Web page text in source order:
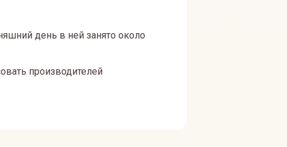
день в ней занято около
производителей